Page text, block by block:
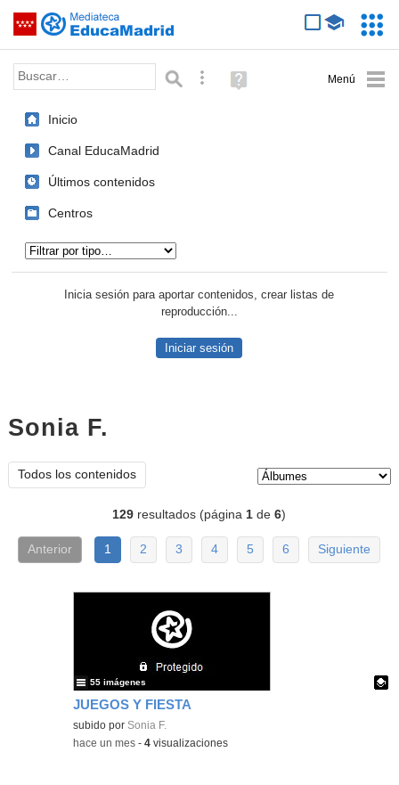
Saltar navegación
Palabra o frase: Búsqueda avanzada
Ayuda
(en
Inicio
Canal EducaMadrid
Últimos contenidos
Centros
Inicia sesión para aportar contenidos, crear listas de
reproducción...
Iniciar sesión
Sonia F.
Todos los contenidos
129 resultados (página1 de6)
Anterior 1 2 3 4 5 6 Siguiente
JUEGOS Y FIESTA
Contenido educativo.
subido por Sonia F.
55 imágenes
-hace un mes -4 visualizaciones